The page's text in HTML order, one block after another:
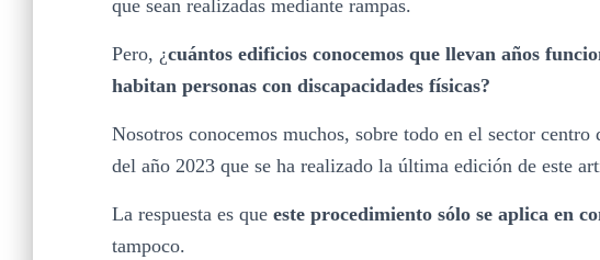
que sean realizadas mediante rampas.
Pero, ¿cuántos edificios conocemos que llevan años
habitan personas con discapacidades físicas?
Nosotros conocemos muchos, sobre todo en el sector
del año 2023 que se ha realizado la última edición de este
La respuesta es que este procedimiento sólo se aplica en
tampoco.